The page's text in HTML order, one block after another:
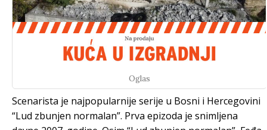
Oglas
Scenarista je najpopularnije serije u Bosni i Hercegovini
“Lud zbunjen normalan”. Prva epizoda je snimljena